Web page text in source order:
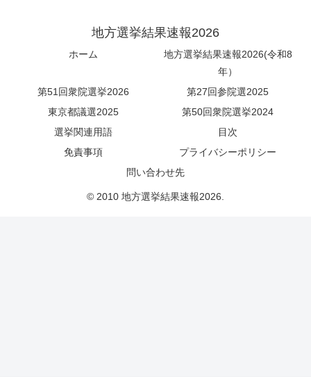
地方選挙結果速報2026
ホーム
地方選挙結果速報2026(令和8
年）
第51回衆院選挙2026
第27回参院選2025
東京都議選2025
第50回衆院選挙2024
選挙関連用語
目次
免責事項
プライバシーポリシー
問い合わせ先
© 2010 地方選挙結果速報2026.